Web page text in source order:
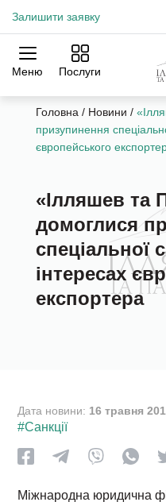
Залишити заявку
Меню Послуги
Практики
Головна / Новини /
призупинення
європейського
«Ілляшев та
домоглися
спеціальної
інтересах
експортера
Дата новини: 16 травня
#Санкції
Міжнародна юридична